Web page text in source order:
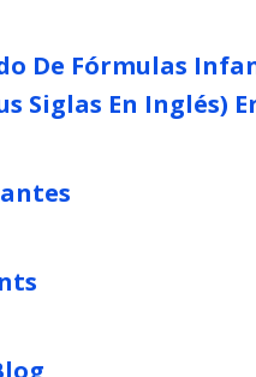
De Fórmulas
Siglas En Inglés)